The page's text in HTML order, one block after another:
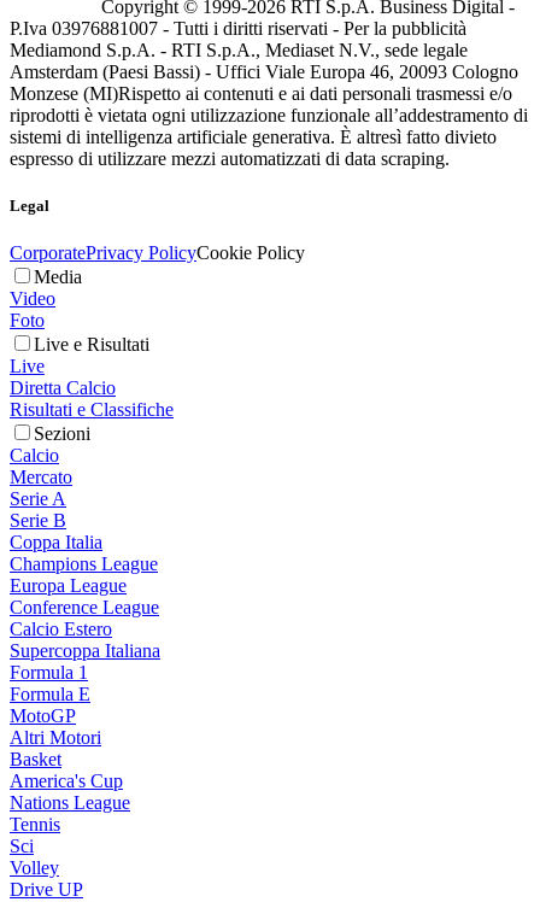
Copyright © 1999-2026 RTI S.p.A. Business Digital -
P.Iva 03976881007 - Tutti i diritti riservati - Per la pubblicità
Mediamond S.p.A. - RTI S.p.A., Mediaset N.V., sede legale
Amsterdam (Paesi Bassi) - Uffici Viale Europa 46, 20093 Cologno
Monzese (MI)Rispetto ai contenuti e ai dati personali trasmessi e/o
riprodotti è vietata ogni utilizzazione funzionale all’addestramento di
sistemi di intelligenza artificiale generativa. È altresì fatto divieto
espresso di utilizzare mezzi automatizzati di data scraping.
Legal
CorporatePrivacy PolicyCookie Policy
Media
Video
Foto
Live e Risultati
Live
Diretta Calcio
Risultati e Classifiche
Sezioni
Calcio
Mercato
Serie A
Serie B
Coppa Italia
Champions League
Europa League
Conference League
Calcio Estero
Supercoppa Italiana
Formula 1
Formula E
MotoGP
Altri Motori
Basket
America's Cup
Nations League
Tennis
Sci
Volley
Drive UP